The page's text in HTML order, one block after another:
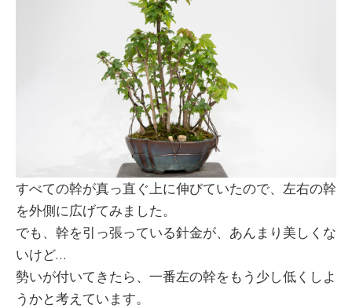
すべての幹が真っ直ぐ上に伸びていたので、左右の幹
を外側に広げてみました。
でも、幹を引っ張っている針金が、あんまり美しくな
いけど…
勢いが付いてきたら、一番左の幹をもう少し低くしよ
うかと考えています。